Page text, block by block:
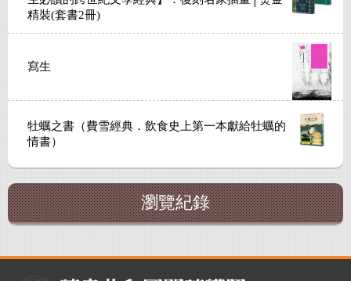
精裝(套書2冊)
寫生
牡蠣之書（費雪經典．飲食史上第一本獻給牡蠣的
情書）
瀏覽紀錄